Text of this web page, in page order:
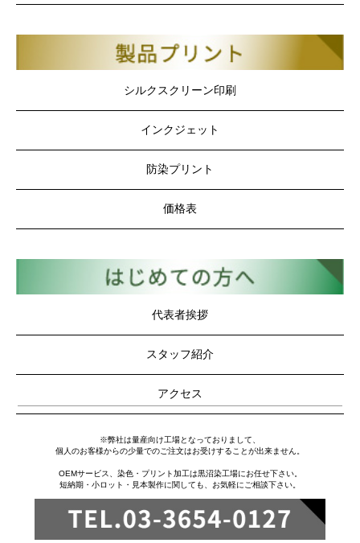
※弊社は量産向け工場となっておりまして、
個人のお客様からの少量でのご注文はお受けすることが出来ません。
OEMサービス、染色・プリント加工は黒沼染工場にお任せ下さい。
短納期・小ロット・見本製作に関しても、お気軽にご相談下さい。
シルクスクリーン印刷
インクジェット
防染プリント
価格表
代表者挨拶
スタッフ紹介
アクセス